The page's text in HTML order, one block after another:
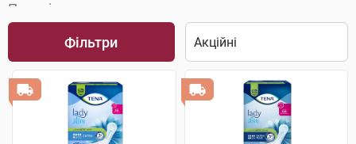
Палиці
Пелюшки
Підгузки для дорослих
Поручні та опори
Приналежності та сидіння для туалету
Сечоприймачі
Фільтри